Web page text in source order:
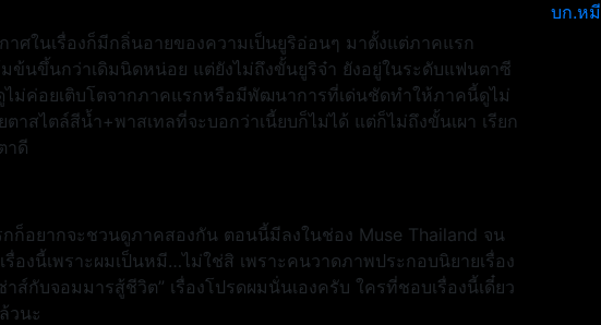
ศในเรื่องก็มีกลิ่นอายของความเป็นยูริอ่อนๆ มาตั้งแต่ภาคแรก
ข้นขึ้นกว่าเดิมนิดหน่อย แต่ยังไม่ถึงขั้นยูริจ๋า ยังอยู่ในระดับแฟนตาซี
ไม่ค่อยเติบโตจากภาคแรกหรือมีพัฒนาการที่เด่นชัดทำให้ภาคนี้ดูไม่
สไตล์สีน้ำ+พาสเทลที่จะบอกว่าเนี้ยบก็ไม่ได้ แต่ก็ไม่ถึงขั้นเผา เรียก
าดี
กก็อยากจะชวนดูภาคสองกัน ตอนนี้มีลงในช่อง Muse Thailand จน
งนี้เพราะผมเป็นหมี…ไม่ใช่สิ เพราะคนวาดภาพประกอบนิยายเรื่อง
กับจอมมารสู้ชีวิต” เรื่องโปรดผมนั่นเองครับ ใครที่ชอบเรื่องนี้เดี๋ยว
วนะ
บก.หมี